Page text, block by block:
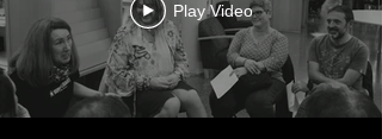
Play Video